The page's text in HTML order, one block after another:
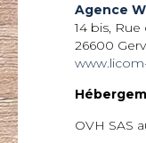
Agence
14 bis,
26600
OVH SAS